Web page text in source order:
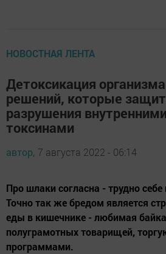
НОВОСТНАЯ ЛЕНТА
Детоксикация
решений, которые
разрушения
токсинами
автор, 7 августа 2022 - 06:14
Про шлаки согласна - трудно себе
Точно так же бредом является
еды в кишечнике - любимая
полуграмотных товарищей,
программами.